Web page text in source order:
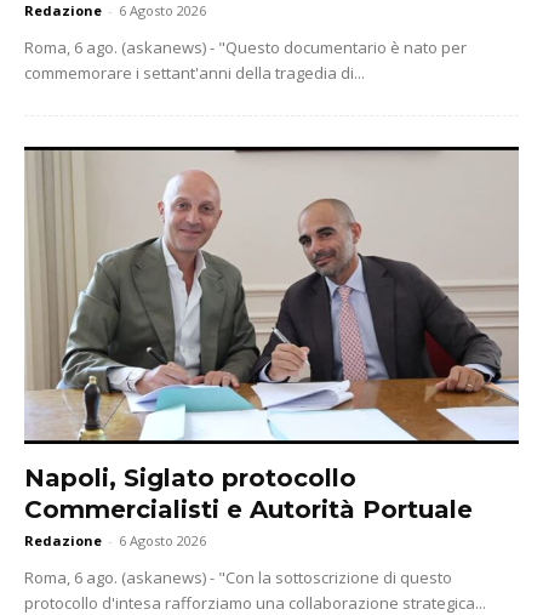
Redazione - 6 Agosto 2026
Roma, 6 ago. (askanews) - "Questo documentario è nato per
commemorare i settant'anni della tragedia di...
Napoli, Siglato protocollo
Commercialisti e Autorità Portuale
Redazione - 6 Agosto 2026
Roma, 6 ago. (askanews) - "Con la sottoscrizione di questo
protocollo d'intesa rafforziamo una collaborazione strategica...